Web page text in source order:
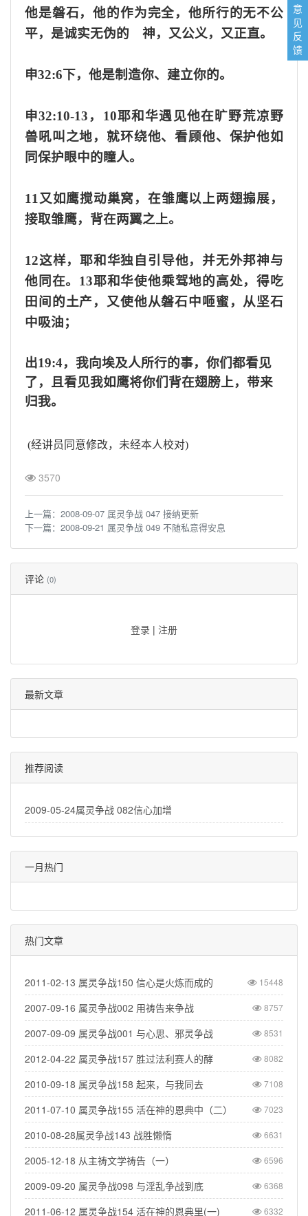
他是磐石，他的作为完全，他所行的无不公
平，是诚实无伪的 神，又公义，又正直。
申32:6下， 他是制造你、建立你的。
申32:10-13 ， 10耶和华遇见他在旷野荒凉野
兽吼叫之地，就环绕他、看顾他、保护他如
同保护眼中的瞳人。
11又如鹰搅动巢窝，在雏鹰以上两翅搧展，
接取雏鹰，背在两翼之上。
12这样，耶和华独自引导他，并无外邦神与
他同在。13耶和华使他乘驾地的高处，得吃
田间的土产，又使他从磐石中咂蜜，从坚石
中吸油；
出19:4， 我向埃及人所行的事，你们都看见
了，且看见我如鹰将你们背在翅膀上，带来
归我。
(经讲员同意修改，未经本人校对)
3570
上一篇： 2008-09-07 属灵争战 047 接纳更新
下一篇： 2008-09-21 属灵争战 049 不随私意得安息
评论 (0)
登录 | 注册
最新文章
推荐阅读
2009-05-24属灵争战 082信心加增
一月热门
热门文章
2011-02-13 属灵争战150 信心是火炼而成的 15448
2007-09-16 属灵争战002 用祷告来争战 8757
2007-09-09 属灵争战001 与心思、邪灵争战 8531
2012-04-22 属灵争战157 胜过法利赛人的酵 8082
2010-09-18 属灵争战158 起来，与我同去 7108
2011-07-10 属灵争战155 活在神的恩典中（二） 7023
2010-08-28属灵争战143 战胜懒惰 6631
2005-12-18 从主祷文学祷告（一） 6596
2009-09-20 属灵争战098 与淫乱争战到底 6368
2011-06-12 属灵争战154 活在神的恩典里(一) 6332
意
见
反
馈